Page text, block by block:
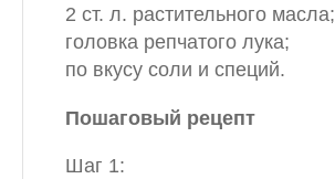
2 ст. л. растительного масла;
головка репчатого лука;
по вкусу соли и специй.
Пошаговый рецепт
Шаг 1: